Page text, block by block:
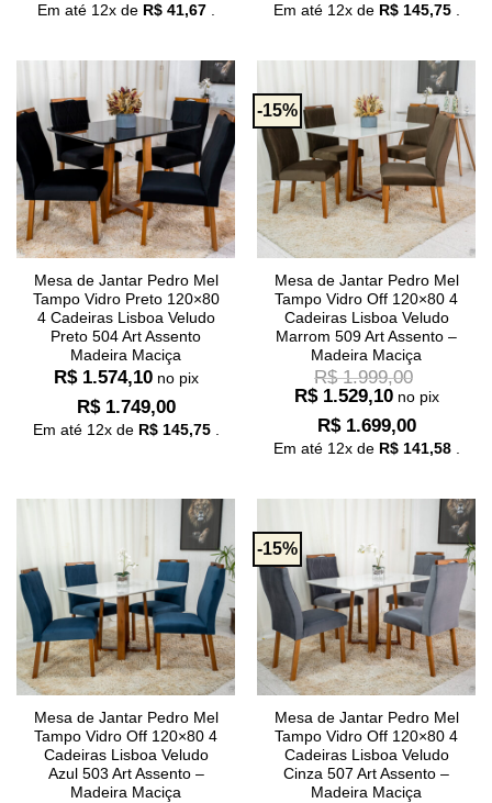
Em até 12x de R$41,67. Em até 12x de R$145,75.
Mesa de Jantar Pedro Mel
Tampo Vidro Preto 120×80
4 Cadeiras Lisboa Veludo
Preto 504 Art Assento
Madeira Maciça
R$1.574,10 no pix
R$1.749,00
Em até 12x de R$145,75.
-15%
Mesa de Jantar Pedro Mel
Tampo Vidro Off 120×80 4
Cadeiras Lisboa Veludo
Marrom 509 Art Assento –
Madeira Maciça
R$1.999,00
R$1.529,10 no pix
R$1.699,00
Em até 12x de R$141,58.
Mesa de Jantar Pedro Mel
Tampo Vidro Off 120×80 4
Cadeiras Lisboa Veludo
Azul 503 Art Assento –
Madeira Maciça
-15%
Mesa de Jantar Pedro Mel
Tampo Vidro Off 120×80 4
Cadeiras Lisboa Veludo
Cinza 507 Art Assento –
Madeira Maciça